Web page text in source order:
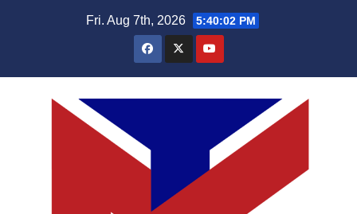
Fri. Aug 7th, 2026 5:40:03 PM